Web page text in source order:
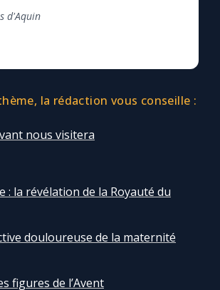
d'Aquin
la rédaction vous conseille :
nous visitera
: la révélation de la Royauté du
douloureuse de la maternité
figures de l’Avent